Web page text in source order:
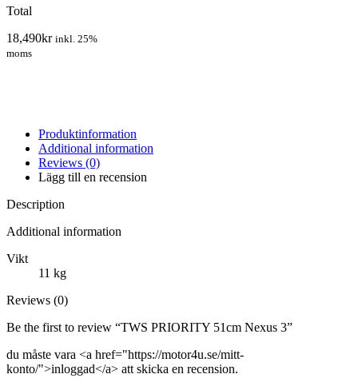
Total
18,490kr inkl. 25%
moms
Produktinformation
Additional information
Reviews (0)
Lägg till en recension
Description
Additional information
Vikt
11 kg
Reviews (0)
Be the first to review “TWS PRIORITY 51cm Nexus 3”
du måste vara <a href="https://motor4u.se/mitt-
konto/">inloggad</a> att skicka en recension.